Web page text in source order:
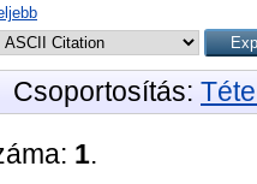
Csoportosítás:
1.